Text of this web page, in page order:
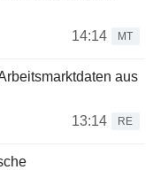
14:14
MT
aus
13:14
RE